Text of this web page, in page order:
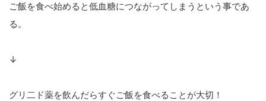
ご飯を食べ始めると低血糖につながってしまうという事であ
る。
↓
グリ二ド薬を飲んだらすぐご飯を食べることが大切！